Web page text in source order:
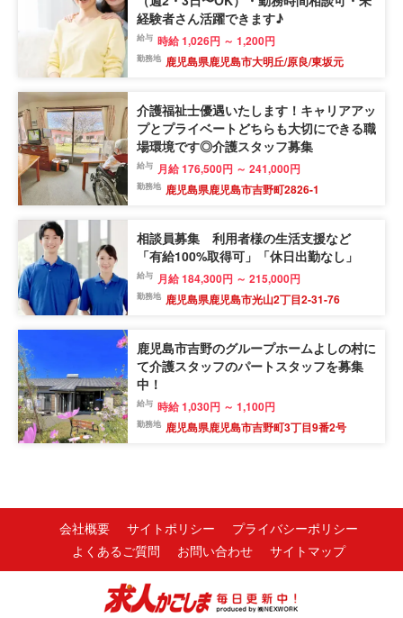
経験者さん活躍できます♪
給与 時給 1,026円 ～ 1,200円
勤務地 鹿児島県鹿児島市大明丘/原良/東坂元
介護福祉士優遇いたします！キャリアアッ
プとプライベートどちらも大切にできる職
場環境です◎介護スタッフ募集
給与 月給 176,500円 ～ 241,000円
勤務地 鹿児島県鹿児島市吉野町2826-1
相談員募集 利用者様の生活支援など
「有給100%取得可」「休日出勤なし」
給与 月給 184,300円 ～ 215,000円
勤務地 鹿児島県鹿児島市光山2丁目2-31-76
鹿児島市吉野のグループホームよしの村に
て介護スタッフのパートスタッフを募集
中！
給与 時給 1,030円 ～ 1,100円
勤務地 鹿児島県鹿児島市吉野町3丁目9番2号
会社概要 サイトポリシー
プライバシーポリシー
よくあるご質問
お問い合わせ サイトマップ